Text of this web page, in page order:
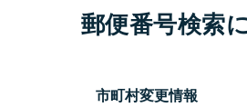
郵便番号検索
市町村変更情報